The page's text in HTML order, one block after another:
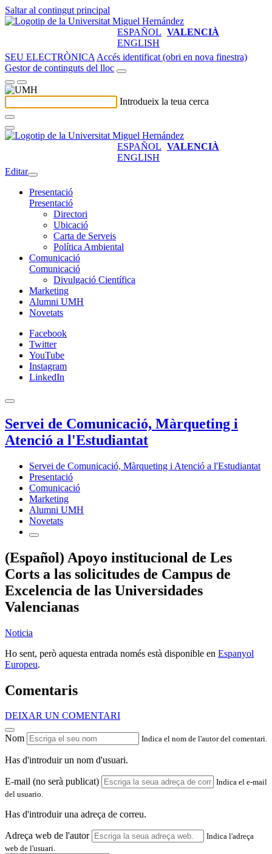
Saltar al contingut principal
ESPAÑOL VALENCIÀ
ENGLISH
SEU ELECTRÒNICA Accés identificat (obri en nova finestra)
Gestor de continguts del lloc
Introdueix la teua cerca
ESPAÑOL VALENCIÀ
ENGLISH
Editar
Presentació
Presentació
Directori
Ubicació
Carta de Serveis
Política Ambiental
Comunicació
Comunicació
Divulgació Científica
Marketing
Alumni UMH
Novetats
Facebook
Twitter
YouTube
Instagram
LinkedIn
Servei de Comunicació, Màrqueting i
Atenció a l'Estudiantat
Servei de Comunicació, Màrqueting i Atenció a l'Estudiantat
Presentació
Comunicació
Marketing
Alumni UMH
Novetats
(Español) Apoyo institucional de Les
Corts a las solicitudes de Campus de
Excelencia de las Universidades
Valencianas
Noticia
Ho sent, però aquesta entrada només està disponible en Espanyol
Europeu.
Comentaris
DEIXAR UN COMENTARI
Nom Indica el nom de l'autor del comentari.
Has d'introduir un nom d'usuari.
E-mail (no serà publicat)
Indica el e-mail
del usuario.
Has d'introduir una adreça de correu.
Adreça web de l'autor
Indica l'adreça
web de l'usuari.